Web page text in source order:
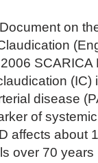
on
SCARICA
disease
of
affects about
over 70